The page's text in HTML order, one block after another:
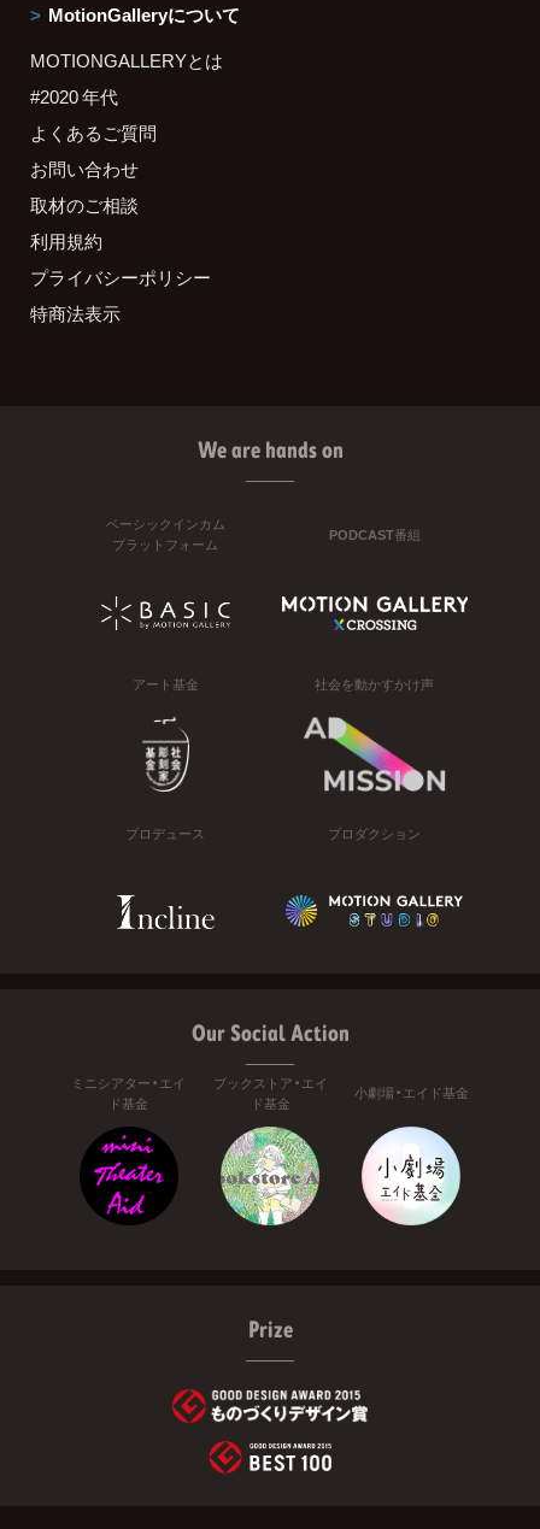
MotionGalleryについて
MOTIONGALLERYとは
#2020 年代
よくあるご質問
お問い合わせ
取材のご相談
利用規約
プライバシーポリシー
特商法表示
We are hands on
ベーシックインカム
プラットフォーム
PODCAST番組
アート基金 社会を動かすかけ声
プロデュース プロダクション
Our Social Action
ミニシアター・エイ
ド基金
ブックストア・エイ
ド基金
小劇場・エイド基金
Prize